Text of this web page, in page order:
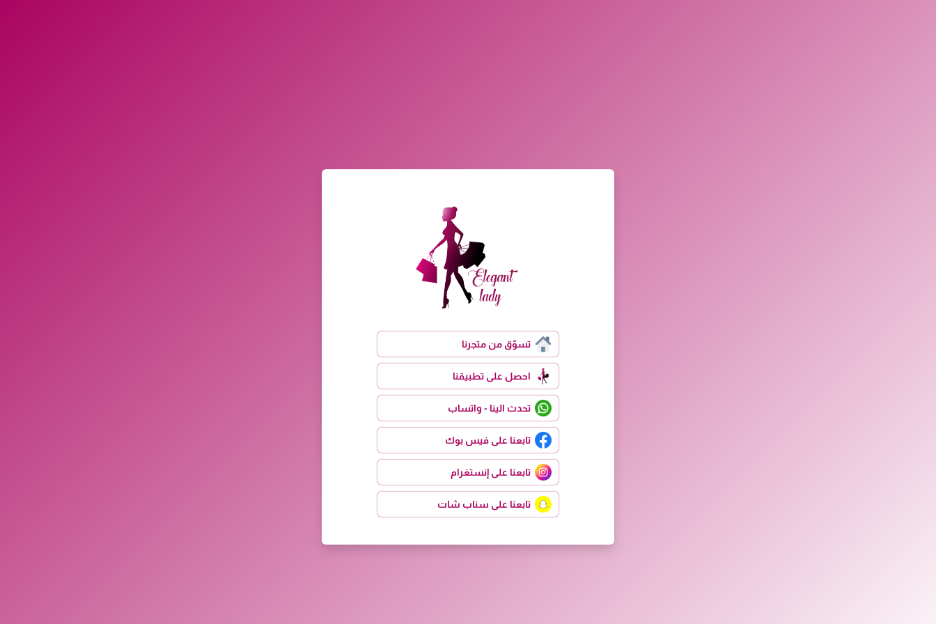
تسوّق من متجرنا
احصل على تطبيقنا
تحدث الينا - واتساب
تابعنا على فيس بوك
تابعنا على إنستغرام
تابعنا على سناب شات